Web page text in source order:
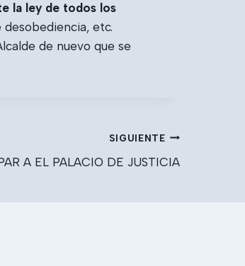
la ley de todos los
etc.
de nuevo que se
SIGUIENTE
A EL PALACIO DE JUSTICIA